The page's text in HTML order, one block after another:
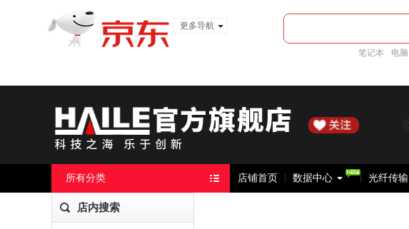
更多导航
笔记本 电脑
所有分类 店铺首页 数据中心 光纤传输
店内搜索